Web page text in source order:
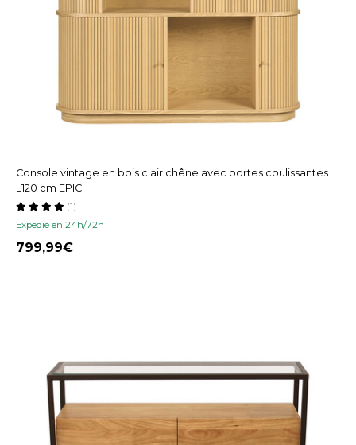
Console vintage en bois clair chêne avec portes coulissantes
L120 cm EPIC
Expedié en 24h/72h
(1)
799,99